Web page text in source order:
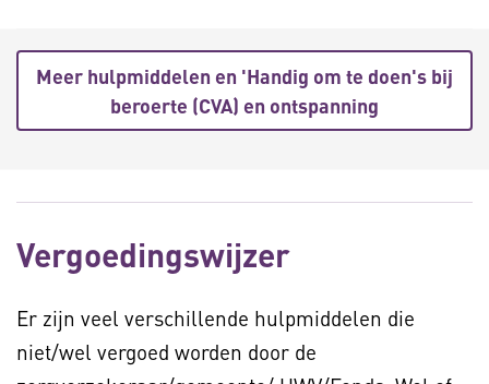
Meer hulpmiddelen en 'Handig om te doen's bij
beroerte (CVA) en ontspanning
Vergoedingswijzer
Er zijn veel verschillende hulpmiddelen die
niet/wel vergoed worden door de